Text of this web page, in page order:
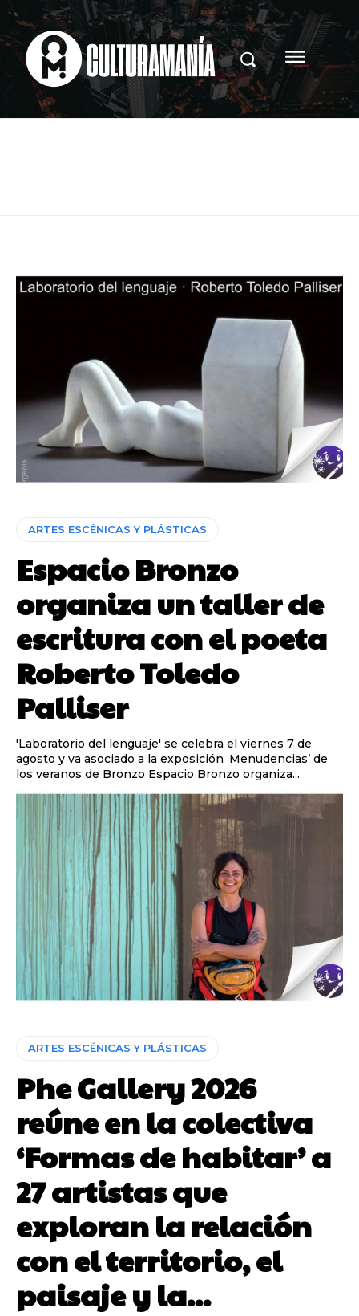
ARTES ESCÉNICAS Y PLÁSTICAS
Espacio Bronzo
organiza un taller de
escritura con el poeta
Roberto Toledo
Palliser
'Laboratorio del lenguaje' se celebra el viernes 7 de
agosto y va asociado a la exposición ‘Menudencias’ de
los veranos de Bronzo Espacio Bronzo organiza...
ARTES ESCÉNICAS Y PLÁSTICAS
Phe Gallery 2026
reúne en la colectiva
‘Formas de habitar’ a
27 artistas que
exploran la relación
con el territorio, el
paisaje y la...